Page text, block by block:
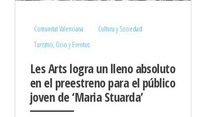
Comunitat Valenciana
Cultura y Sociedad
Turismo, Ocio y Eventos
Les Arts logra un lleno absoluto
en el preestreno para el público
joven de ‘Maria Stuarda’